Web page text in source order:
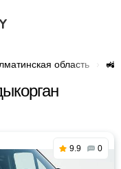
область 🚜
9.9 0